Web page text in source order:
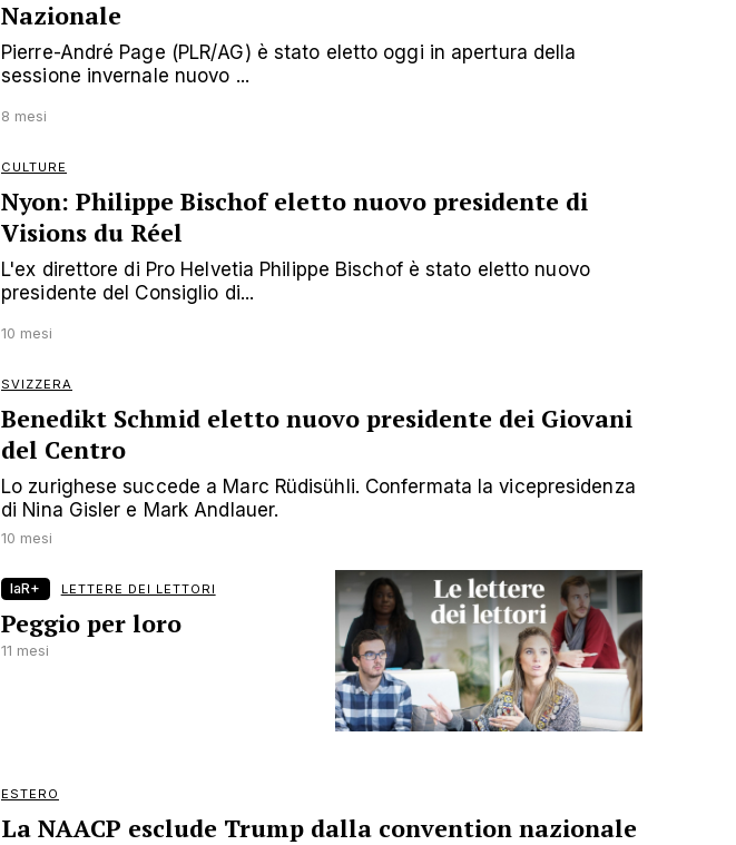
Nazionale
Pierre-André Page (PLR/AG) è stato eletto oggi in apertura della
sessione invernale nuovo ...
8 mesi
CULTURE
Nyon: Philippe Bischof eletto nuovo presidente di
Visions du Réel
L'ex direttore di Pro Helvetia Philippe Bischof è stato eletto nuovo
presidente del Consiglio di...
10 mesi
SVIZZERA
Benedikt Schmid eletto nuovo presidente dei Giovani
del Centro
Lo zurighese succede a Marc Rüdisühli. Confermata la vicepresidenza
di Nina Gisler e Mark Andlauer.
10 mesi
laR+ LETTERE DEI LETTORI
Peggio per loro
11 mesi
ESTERO
La NAACP esclude Trump dalla convention nazionale